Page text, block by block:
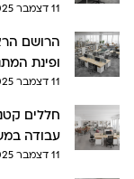
11 דצמבר 2025
הרושם
ופינת
11 דצמבר 2025
חללים
עבודה
11 דצמבר 2025